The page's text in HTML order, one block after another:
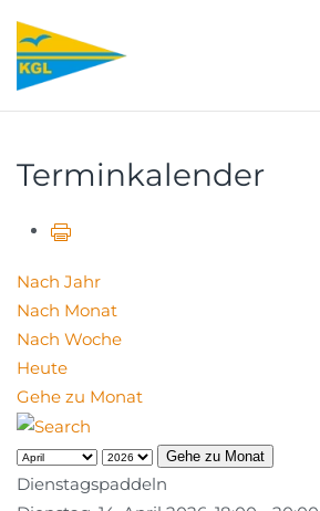
Zum Hauptinhalt springen
Terminkalender
Nach Jahr
Nach Monat
Nach Woche
Heute
Gehe zu Monat
Gehe zu Monat
Dienstagspaddeln